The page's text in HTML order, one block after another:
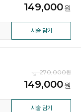
149,000
시술 담기
270,000
149,000
시술 담기